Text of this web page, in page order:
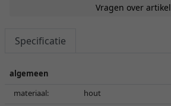
Vragen over artikel
Specificatie
algemeen
materiaal:
hout